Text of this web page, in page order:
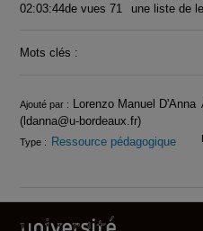
02:03:44de vues 71
une liste de
Mots clés :
Infos
Ajouté par : Lorenzo Manuel D'Anna
(ldanna@u-bordeaux.fr)
Type : Ressource pédagogique